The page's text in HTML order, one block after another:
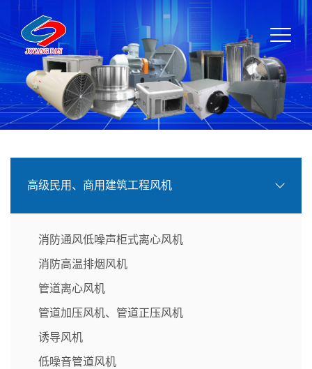
高级民用、商用建筑工程风机
消防通风低噪声柜式离心风机
消防高温排烟风机
管道离心风机
管道加压风机、管道正压风机
诱导风机
低噪音管道风机